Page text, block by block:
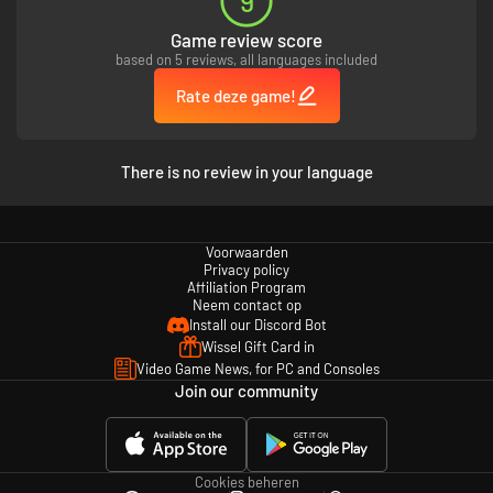
Game review score
based on 5 reviews, all languages included
Rate deze game!
There is no review in your language
Voorwaarden
Privacy policy
Affiliation Program
Neem contact op
Install our Discord Bot
Wissel Gift Card in
Video Game News, for PC and Consoles
Join our community
Cookies beheren